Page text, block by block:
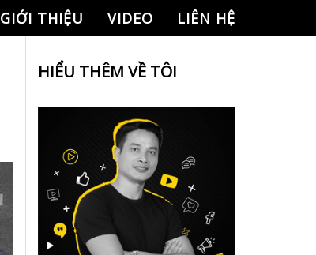
GIỚI THIỆU VIDEO LIÊN HỆ
HIỂU THÊM VỀ TÔI